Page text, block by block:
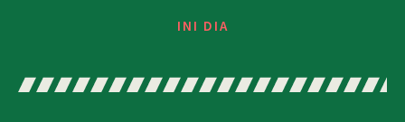
INI DIA